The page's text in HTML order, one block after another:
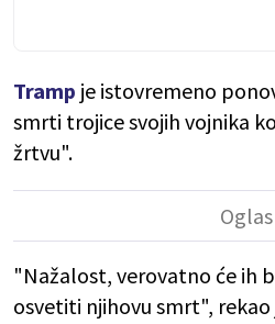
Tramp je istovremeno
smrti trojice svojih vojnika
žrtvu".
"Nažalost, verovatno će ih
osvetiti njihovu smrt", rekao